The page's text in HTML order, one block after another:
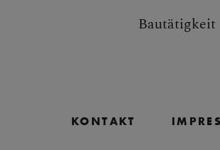
Bautätigkeit
KONTAKT